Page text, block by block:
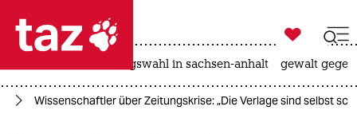
 taz zahl ich
taz zahl ich

taz zahl ich
landtagswahl in sachsen-anhalt gewalt
Wissenschaftler über Zeitungskrise: „Die Verlage sind selbst